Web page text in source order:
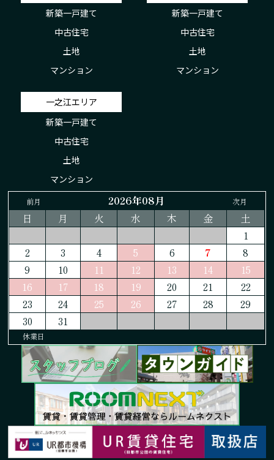
新築一戸建て
中古住宅
土地
マンション
新築一戸建て
中古住宅
土地
マンション
一之江エリア
新築一戸建て
中古住宅
土地
マンション
前月 2026年08月 次月
日 月 火 水 木 金
土
1
2
3 4 5 6 7
8
9
10 11 12 13 14
15
16
17 18 19 20 21
22
23
24 25 26 27 28
29
30
31
休業日